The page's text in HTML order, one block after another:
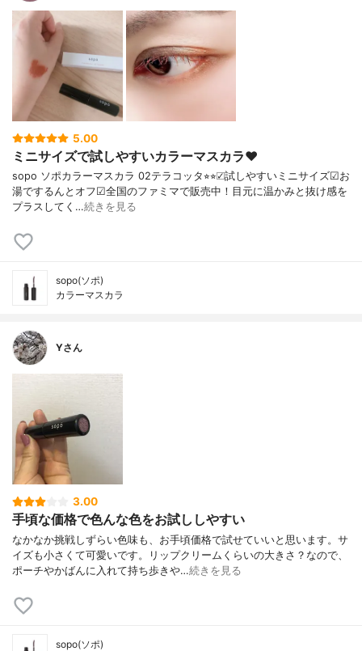
5.00
ミニサイズで試しやすいカラーマスカラ♥︎
sopo ソポカラーマスカラ 02テラコッタ⭐︎⭐︎☑︎試しやすいミニサイズ☑︎お
湯でするんとオフ☑︎全国のファミマで販売中！目元に温かみと抜け感を
プラスしてく…続きを見る
sopo(ソポ)
カラーマスカラ
Yさん
3.00
手頃な価格で色んな色をお試ししやすい
なかなか挑戦しずらい色味も、お手頃価格で試せていいと思います。サ
イズも小さくて可愛いです。リップクリームくらいの大きさ？なので、
ポーチやかばんに入れて持ち歩きや…続きを見る
sopo(ソポ)